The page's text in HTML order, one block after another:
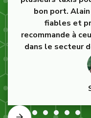
bon port.
fiables et
recommande à
dans le secteur